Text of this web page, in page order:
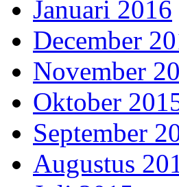
Januari 2016
December
November
Oktober
September
Augustus